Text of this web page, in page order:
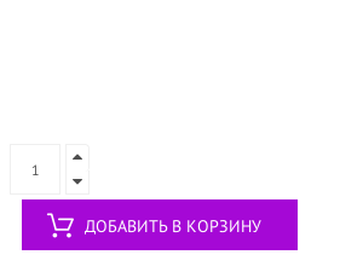
ДОБАВИТЬ В КОРЗИНУ